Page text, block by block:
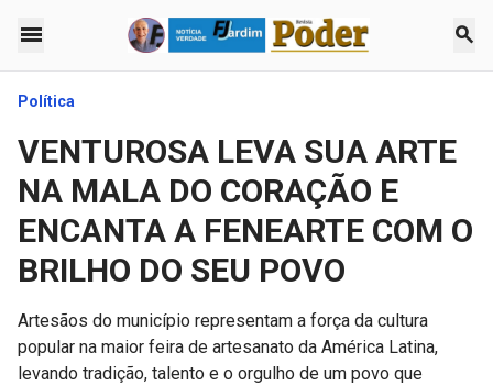
menu search
Política
VENTUROSA LEVA SUA ARTE
NA MALA DO CORAÇÃO E
ENCANTA A FENEARTE COM O
BRILHO DO SEU POVO
Artesãos do município representam a força da cultura
popular na maior feira de artesanato da América Latina,
levando tradição, talento e o orgulho de um povo que